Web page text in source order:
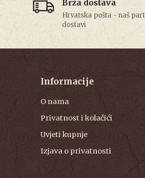
Brza dostava
Hrvatska pošta - naš
dostavi
Informacije
O nama
Privatnost i kolačići
Uvjeti kupnje
Izjava o privatnosti